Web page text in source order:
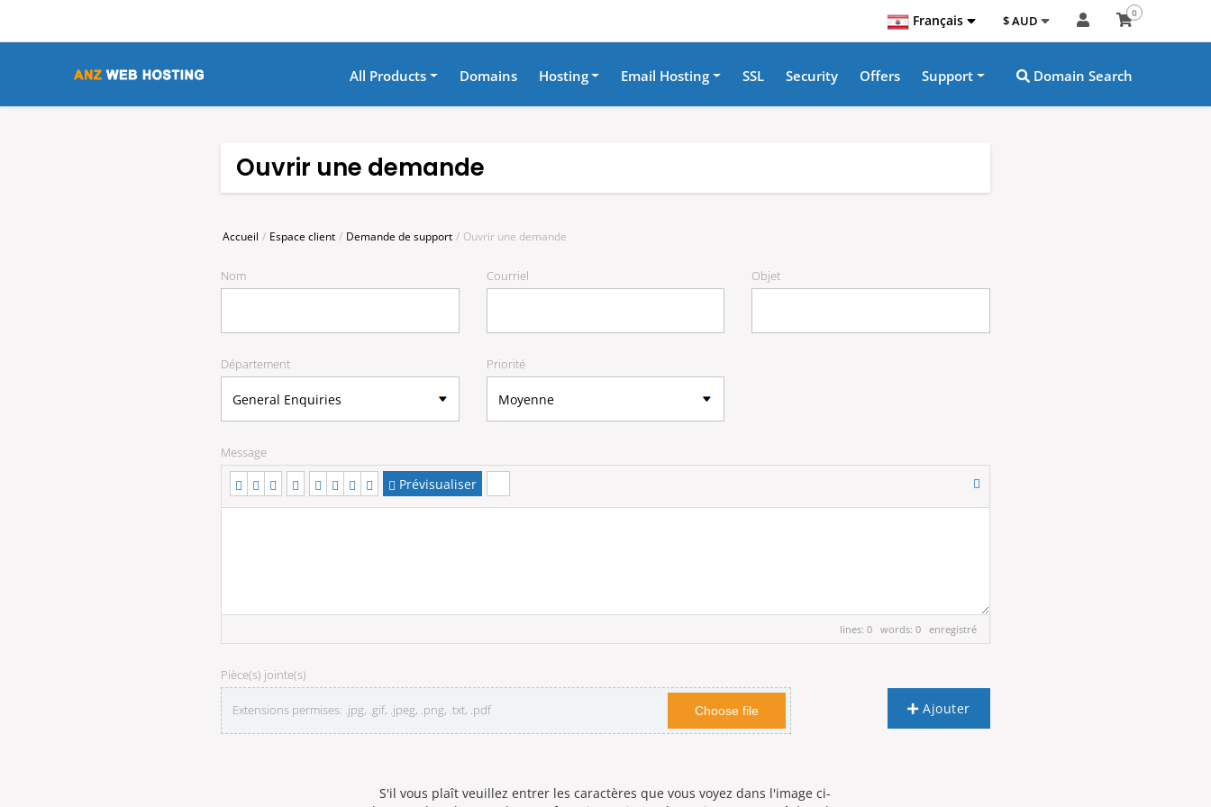
Français $ AUD
0
All Products Domains Hosting Email Hosting SSL Security Offers Support Domain Search
Ouvrir une demande
Accueil Espace client Demande de support Ouvrir une demande
Nom Courriel Objet
Département Priorité
Message
Prévisualiser
lines: 0 words: 0 enregistré
Pièce(s) jointe(s)
Extensions permises: .jpg, .gif, .jpeg, .png, .txt, .pdf Choose file Ajouter
S'il vous plaît veuillez entrer les caractères que vous voyez dans l'image ci-